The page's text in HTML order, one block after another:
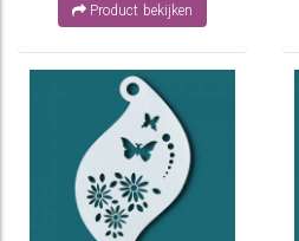
Product bekijken